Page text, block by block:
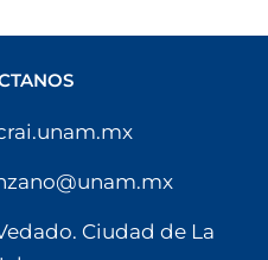
Ciudad de La